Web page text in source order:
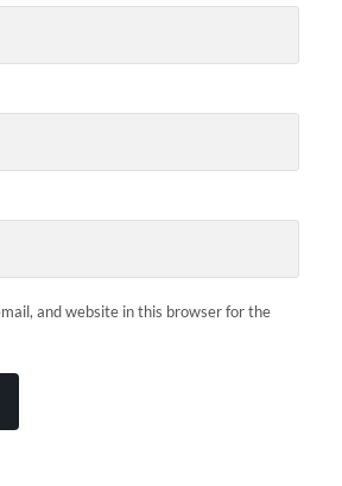
and website in this browser for the